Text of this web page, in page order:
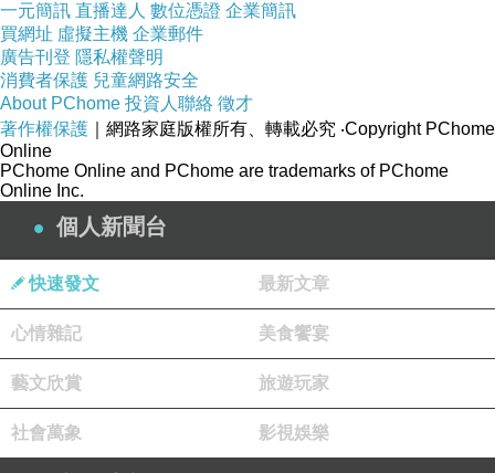
其實是以
Abercrombie
銷售高級打
獵用品和戶
外用品的公
司開始的，
做 Fitch 的律
師熟客入
股，這品
牌就搖身變
成
Abercrombie
一元簡訊 直播達人 數位憑證 企業簡訊
買網址 虛擬主機 企業郵件
廣告刊登 隱私權聲明
消費者保護 兒童網路安全
About PChome 投資人聯絡 徵才
著作權保護 ｜網路家庭版權所有、轉載必究 ‧Copyright PChome
Online
PChome Online and PChome are trademarks of PChome
Online Inc.
個人新聞台
快速發文 最新文章
心情雜記 美食饗宴
藝文欣賞 旅遊玩家
社會萬象 影視娛樂